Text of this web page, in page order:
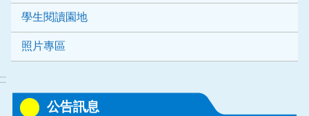
學生閱讀園地
照片專區
:::
公告訊息